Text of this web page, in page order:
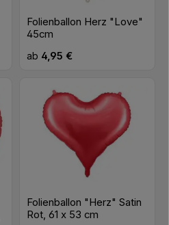
Folienballon Herz "Love"
45cm
Regulärer Preis:
ab 4,95 €
Folienballon "Herz" Satin
Rot, 61 x 53 cm